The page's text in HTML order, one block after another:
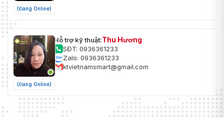
(Đang Online)
(Đang Online)
Hỗ trợ kỹ thuật:Thu Hương
SĐT: 0936361233
Zalo: 0936361233
ktvietnamsmart@gmail.com